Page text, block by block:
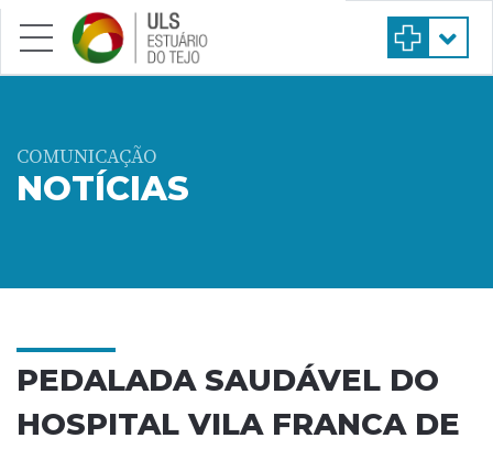
Saltar para conteúdo principal
COMUNICAÇÃO
NOTÍCIAS
PEDALADA SAUDÁVEL DO
HOSPITAL VILA FRANCA DE